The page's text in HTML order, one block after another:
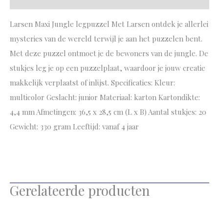
Larsen Maxi Jungle legpuzzel Met Larsen ontdek je allerlei
mysteries van de wereld terwijl je aan het puzzelen bent.
Met deze puzzel ontmoet je de bewoners van de jungle. De
stukjes leg je op een puzzelplaat, waardoor je jouw creatie
makkelijk verplaatst of inlijst. Specificaties: Kleur:
multicolor Geslacht: junior Materiaal: karton Kartondikte:
4,4 mm Afmetingen: 36,5 x 28,5 cm (L x B) Aantal stukjes: 20
Gewicht: 330 gram Leeftijd: vanaf 4 jaar
Gerelateerde producten